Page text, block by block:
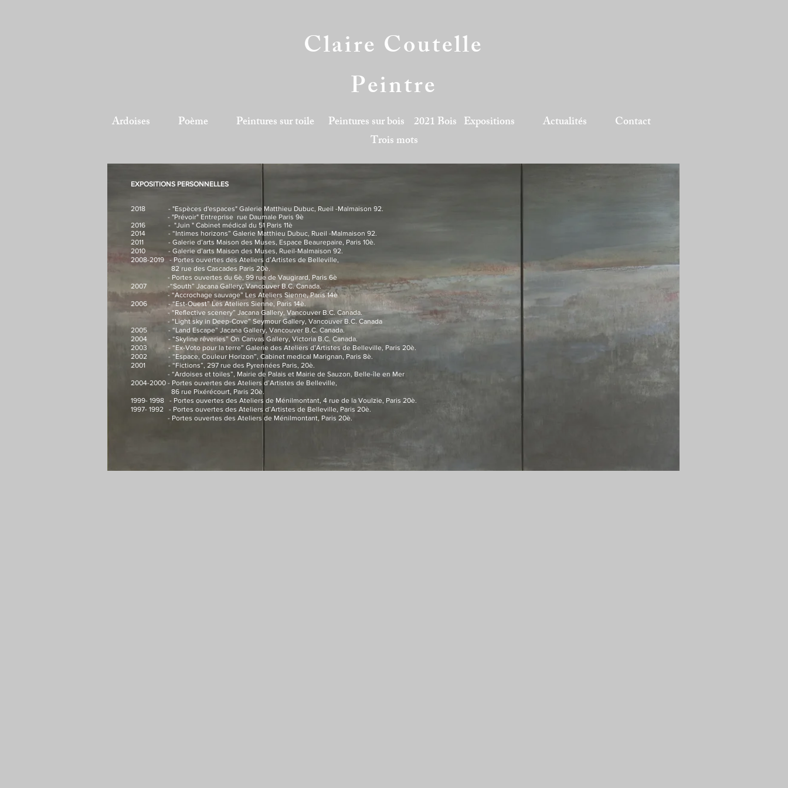
Claire Coutelle
Peintre
Ardoises Poème Peintures sur toile Peintures sur bois 2021 Bois Expositions Actualités
Contact
Trois mots
EXPOSITIONS PERSONNELLES
2018 - "Espèces d'espaces" Galerie Matthieu Dubuc, Rueil -Malmaison 92.
- "Prévoir" Entreprise rue Daumale Paris 9è
2016 - "Juin " Cabinet médical du 51 Paris 11è
2014 - “Intimes horizons” Galerie Matthieu Dubuc, Rueil -Malmaison 92.
2011 - Galerie d’arts Maison des Muses, Espace Beaurepaire, Paris 10è.
2010 - Galerie d’arts Maison des Muses, Rueil-Malmaison 92.
2008-2019 - Portes ouvertes des Ateliers d’Artistes de Belleville,
82 rue des Cascades Paris 20è.
- Portes ouvertes du 6è, 99 rue de Vaugirard, Paris 6è
2007 -“South” Jacana Gallery, Vancouver B.C. Canada.
- “Accrochage sauvage” Les Ateliers Sienne, Paris 14è
2006 - “Est-Ouest” Les Ateliers Sienne, Paris 14è.
- “Reflective scenery” Jacana Gallery, Vancouver B.C. Canada.
- “Light sky in Deep-Cove” Seymour Gallery, Vancouver B.C. Canada
2005 - “Land Escape” Jacana Gallery, Vancouver B.C. Canada.
2004 - “Skyline rêveries” On Canvas Gallery, Victoria B.C. Canada.
2003 - “Ex-Voto pour la terre” Galerie des Ateliers d’Artistes de Belleville, Paris 20è.
2002 - “Espace, Couleur Horizon”, Cabinet medical Marignan, Paris 8è.
2001 - “Fictions”, 297 rue des Pyrennées Paris, 20è.
- “Ardoises et toiles”, Mairie de Palais et Mairie de Sauzon, Belle-île en Mer
2004-2000 - Portes ouvertes des Ateliers d’Artistes de Belleville,
86 rue Pixérécourt, Paris 20è.
1999- 1998 - Portes ouvertes des Ateliers de Ménilmontant, 4 rue de la Voulzie, Paris 20è.
1997- 1992 - Portes ouvertes des Ateliers d’Artistes de Belleville, Paris 20è.
- Portes ouvertes des Ateliers de Ménilmontant, Paris 20è.